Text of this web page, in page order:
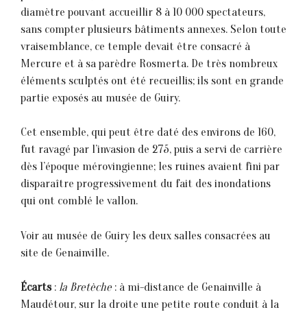
diamètre pouvant accueillir 8 à 10 000 spectateurs,
sans compter plusieurs bâtiments annexes. Selon toute
vraisemblance, ce temple devait être consacré à
Mercure et à sa parèdre Rosmerta. De très nombreux
éléments sculptés ont été recueillis; ils sont en grande
partie exposés au musée de Guiry.
Cet ensemble, qui peut être daté des environs de 160,
fut ravagé par l’invasion de 275, puis a servi de carrière
dès 1’époque mérovingienne; les ruines avaient fini par
disparaître progressivement du fait des inondations
qui ont comblé le vallon.
Voir au musée de Guiry les deux salles consacrées au
site de Genainville.
Écarts: la Bretèche : à mi-distance de Genainville à
Maudétour, sur la droite une petite route conduit à la